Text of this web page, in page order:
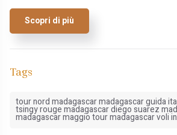
Scopri di più
Tags
tour nord madagascar madagascar guida
tsingy rouge madagascar diego suarez
madagascar maggio tour madagascar voli